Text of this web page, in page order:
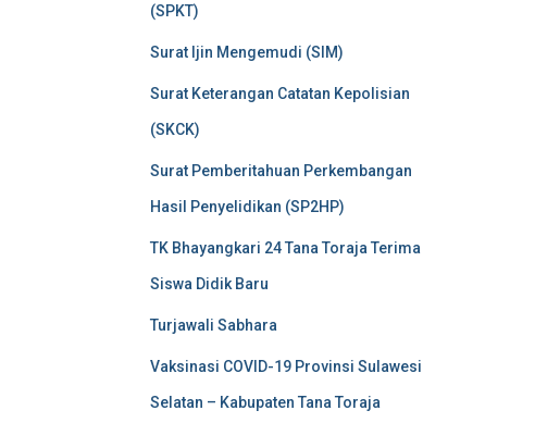
(SPKT)
Surat Ijin Mengemudi (SIM)
Surat Keterangan Catatan Kepolisian
(SKCK)
Surat Pemberitahuan Perkembangan
Hasil Penyelidikan (SP2HP)
TK Bhayangkari 24 Tana Toraja Terima
Siswa Didik Baru
Turjawali Sabhara
Vaksinasi COVID-19 Provinsi Sulawesi
Selatan – Kabupaten Tana Toraja